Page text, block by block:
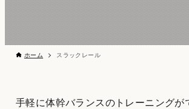
ホーム スラックレール
手軽に体幹バランスのトレーニングが